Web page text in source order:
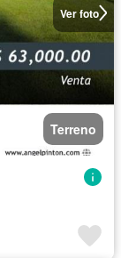
Ver foto
Terreno